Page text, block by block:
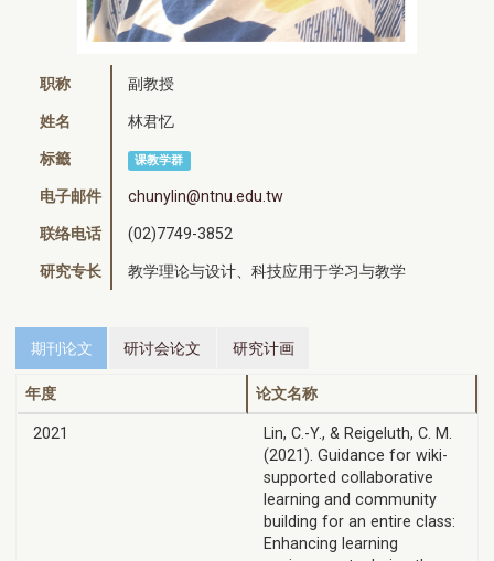
职称 副教授
姓名 林君忆
标籤 课教学群
电子邮件 chunylin@ntnu.edu.tw
联络电话 (02)7749-3852
研究专长 教学理论与设计、科技应用于学习与教学
期刊论文 研讨会论文 研究计画
年度 论文名称
2021
Lin, C.-Y., & Reigeluth, C. M.
(2021). Guidance for wiki-
supported collaborative
learning and community
building for an entire class:
Enhancing learning